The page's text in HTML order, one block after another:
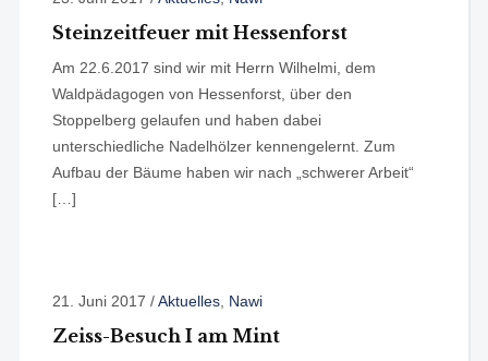
Steinzeitfeuer mit Hessenforst
Am 22.6.2017 sind wir mit Herrn Wilhelmi, dem
Waldpädagogen von Hessenforst, über den
Stoppelberg gelaufen und haben dabei
unterschiedliche Nadelhölzer kennengelernt. Zum
Aufbau der Bäume haben wir nach „schwerer Arbeit“
[…]
21. Juni 2017 /Aktuelles, Nawi
Zeiss-Besuch I am Mint